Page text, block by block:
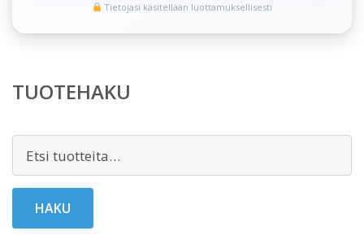
Tietojasi käsitellään luottamuksellisesti
TUOTEHAKU
HAKU